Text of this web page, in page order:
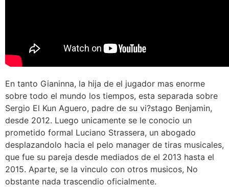
En tanto Gianinna, la hija de el jugador mas enorme
sobre todo el mundo los tiempos, esta separada sobre
Sergio El Kun Aguero, padre de su vi?stago Benjamin,
desde 2012. Luego unicamente se le conocio un
prometido formal Luciano Strassera, un abogado
desplazandolo hacia el pelo manager de tiras musicales,
que fue su pareja desde mediados de el 2013 hasta el
2015. Aparte, se la vinculo con otros musicos, No
obstante nada trascendio oficialmente.